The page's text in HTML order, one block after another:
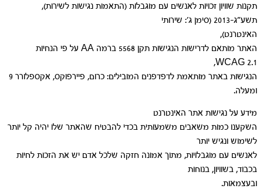
תקנות שוויון זכויות לאנשים עם מוגבלות (התאמות נגישות לשירות),
תשע"ג-2013 (סימן ג': שירותי
האינטרנט),
האתר מותאם לדרישות הנגישות תקן 5568 ברמה AA על פי הנחיות
WCAG 2.1,
הנגישות באתר מותאמת לדפדפנים המובילים: כרום, פיירפוקס, אקספלורר 9
ומעלה.
מידע על נגישות אתר האינטרנט
השקענו כמות משאבים משמעותית בכדי להבטיח שהאתר שלו יהיה קל יותר
לשימוש ונגיש יותר
לאנשים עם מוגבלויות, מתוך אמונה חזקה שלכל אדם יש את הזכות לחיות
בכבוד, בשוויון, בנוחות
ובעצמאות.